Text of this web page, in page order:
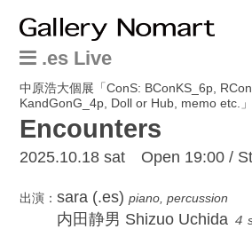
.es Live
中原浩大個展「ConS: BConKS_6p,
KandGonG_4p, Doll or Hub, memo etc.
Encounters
2025.10.18 sat Open 19:00 /
出演：sara (.es)piano, percussion
内田静男 Shizuo Uchida ４